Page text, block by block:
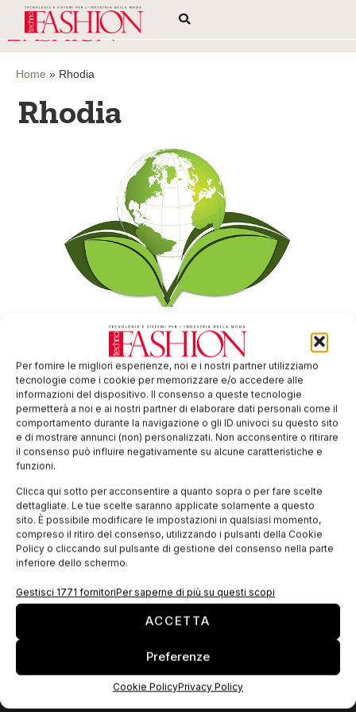
Per fornire le migliori esperienze, noi e i nostri partner utilizziamo
tecnologie come i cookie per memorizzare e/o accedere alle
informazioni del dispositivo. Il consenso a queste tecnologie
permetterà a noi e ai nostri partner di elaborare dati personali come il
comportamento durante la navigazione o gli ID univoci su questo sito
e di mostrare annunci (non) personalizzati. Non acconsentire o ritirare
il consenso può influire negativamente su alcune caratteristiche e
funzioni.
Clicca qui sotto per acconsentire a quanto sopra o per fare scelte
dettagliate. Le tue scelte saranno applicate solamente a questo
sito. È possibile modificare le impostazioni in qualsiasi momento,
compreso il ritiro del consenso, utilizzando i pulsanti della Cookie
Policy o cliccando sul pulsante di gestione del consenso nella parte
inferiore dello schermo.
Gestisci 1771 fornitoriPer saperne di più su questi scopi
ACCETTA
Preferenze
Cookie PolicyPrivacy Policy
Home » Rhodia
Rhodia
Rhodia entra a fare parte della Sustainable
ApparelCoalition
Rhodia, un’azienda del Gruppo Solvay che produce filati e
fibre intelligenti e sostenibili, fa ora parte della Sustainable
ApparelCoalition (SAC), un ente internazionale senza fini di
lucro, il cui obiettivo
EDICOLA WEB
ISCRIVITI ALLA NEWSLETTER